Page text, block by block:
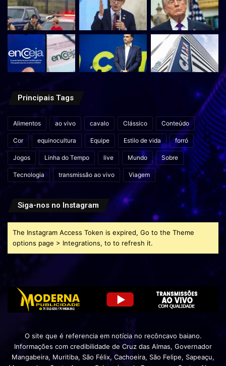
Principais Tags
Alimentos ao vivo cavalo Clássico Conteúdo
Cor equinocultura Equipe Estilo de vida forró
Jogos Linha do Tempo live Mundo Sobre
Tecnologia transmissão ao vivo Viagem
Siga-nos no Instagram
The Instagram Access Token is expired, Go to the Theme
options page > Integrations, to to refresh it.
O site que é referencia em notícia no recôncavo baiano.
Informações com credibilidade de Cruz das Almas, Governador
Mangabeira, Muritiba, São Félix, Cachoeira, São Felipe, Sapeaçu,